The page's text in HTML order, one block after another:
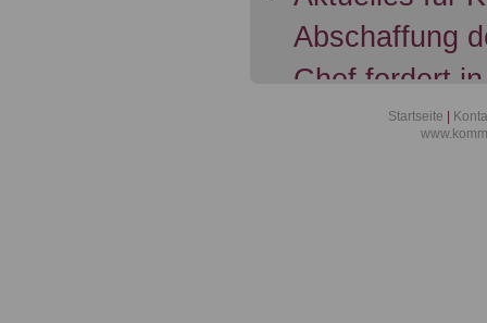
Abschaffung
Chef fordert
Übertragung
Startseite